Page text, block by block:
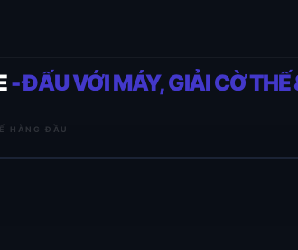
- ĐẤU VỚI MÁY, GIẢI CỜ THẾ
HÀNG ĐẦU